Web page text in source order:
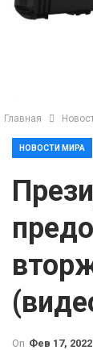
Главная
НОВОСТИ МИРА
On Фев 17, 2022